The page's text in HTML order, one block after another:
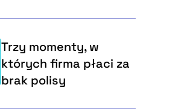
Trzy momenty, w
których firma płaci za
brak polisy